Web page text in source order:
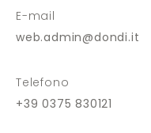
E-mail
web.admin@dondi.it
Telefono
+39 0375 830121